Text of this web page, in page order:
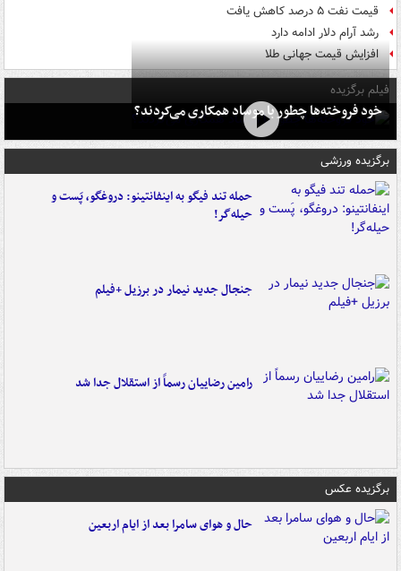
قیمت نفت ۵ درصد کاهش یافت
رشد آرام دلار ادامه دارد
افزایش قیمت جهانی طلا
فیلم برگزیده
خود فروخته‌ها چطور با موساد همکاری می‌کردند؟
برگزیده ورزشی
حمله تند فیگو به اینفانتینو: دروغگو، پَست‌ و
حیله‌گر!
جنجال جدید نیمار در برزیل +فیلم
رامین رضاییان رسماً از استقلال جدا شد
برگزیده عکس
حال و هوای سامرا بعد از ایام اربعین